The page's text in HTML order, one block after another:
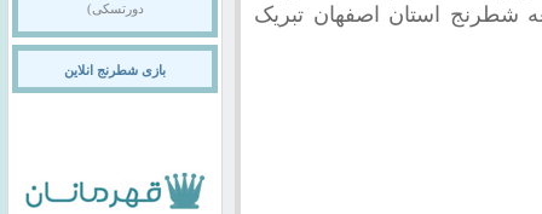
شطرنج استان اصفهان تبریک
دورتسکی)
بازی شطرنج انلاین